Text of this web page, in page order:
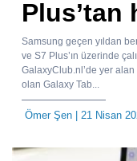
Plus’tan
Samsung geçen yıldan
ve S7 Plus’ın üzerinde
GalaxyClub.nl’de yer
olan Galaxy Tab...
Ömer Şen | 21 Nisan